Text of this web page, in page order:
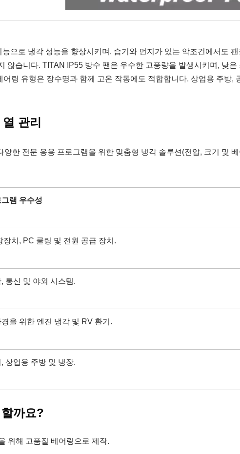
으로 냉각 성능을 향상시키며, 습기와 먼지가 있는 악조건에서도
않습니다. TITAN IP55 방수 팬은 우수한 고풍량을 발생시키며, 낮은
링 유형은 장수명과 함께 고온 작동에도 적합합니다. 상업용 주방,
관리
한 전문 응용 프로그램을 위한 맞춤형 냉각 솔루션(전압, 크기 및
램 우수성
장치, PC 쿨링 및 전원 공급 장치.
통신 및 야외 시스템.
경을 위한 엔진 냉각 및 RV 환기.
상업용 주방 및 냉장.
까요?
위해 고품질 베어링으로 제작.